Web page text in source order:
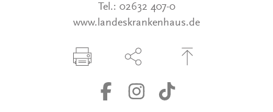
Tel.: 02632 407-0
www.landeskrankenhaus.de